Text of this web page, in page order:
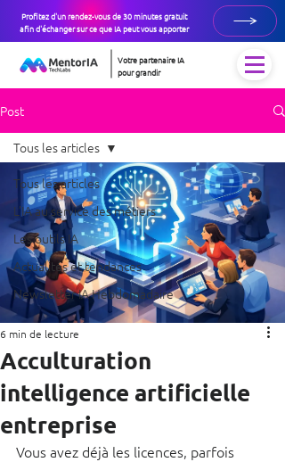
Profitez d'un rendez-vous de 30 minutes gratuit
afin d'échanger sur ce que IA peut vous apporter
Votre partenaire IA
pour grandir
Post
Tous les articles
L’IA au service des métiers
Les outils IA
Actualités et tendances
Newsletter IA Hebdomadaire
Tous les articles
Acculturation
intelligence artificielle
entreprise
6 min de lecture
Vous avez déjà les licences, parfois